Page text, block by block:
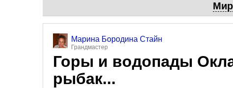
Мир
Марина Бородина Стайн
Грандмастер
Горы и водопады
рыбак...